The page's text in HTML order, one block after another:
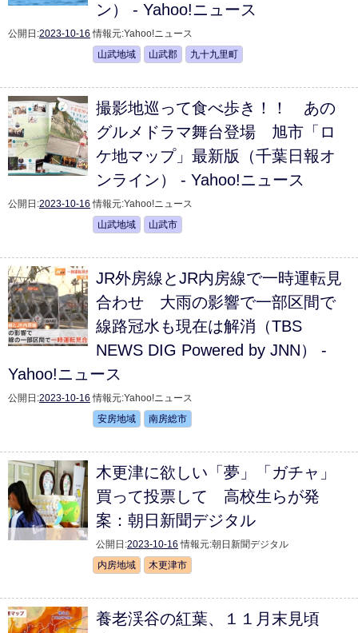
ン） - Yahoo!ニュース
公開日:2023-10-16 情報元:Yahoo!ニュース
山武地域
山武郡 九十九里町
撮影地巡って食べ歩き！！ あの
グルメドラマ舞台登場 旭市「ロ
ケ地マップ」最新版（千葉日報オ
ンライン） - Yahoo!ニュース
公開日:2023-10-16 情報元:Yahoo!ニュース
山武地域
山武市
JR外房線とJR内房線で一時運転見
合わせ 大雨の影響で一部区間で
線路冠水も現在は解消（TBS
NEWS DIG Powered by JNN） -
Yahoo!ニュース
公開日:2023-10-16 情報元:Yahoo!ニュース
安房地域
南房総市
木更津に欲しい「夢」「ガチャ」
買って投票して 高校生らが発
案：朝日新聞デジタル
公開日:2023-10-16 情報元:朝日新聞デジタル
内房地域
木更津市
養老渓谷の紅葉、１１月末見頃